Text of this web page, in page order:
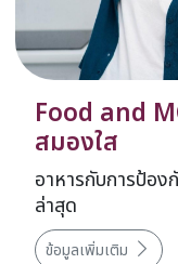
Food and
สมองใส
อาหารกับการป้อ
ล่าสุด
ข้อมูลเพิ่มเติม